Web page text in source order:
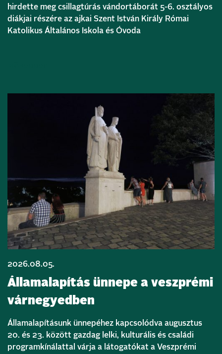
hirdette meg csillagtúrás vándortáborát 5-6. osztályos
diákjai részére az ajkai Szent István Király Római
Katolikus Általános Iskola és Óvoda
2026.08.05.
Államalapítás ünnepe a veszprémi
várnegyedben
Államalapításunk ünnepéhez kapcsolódva augusztus
20. és 23. között gazdag lelki, kulturális és családi
programkínálattal várja a látogatókat a Veszprémi